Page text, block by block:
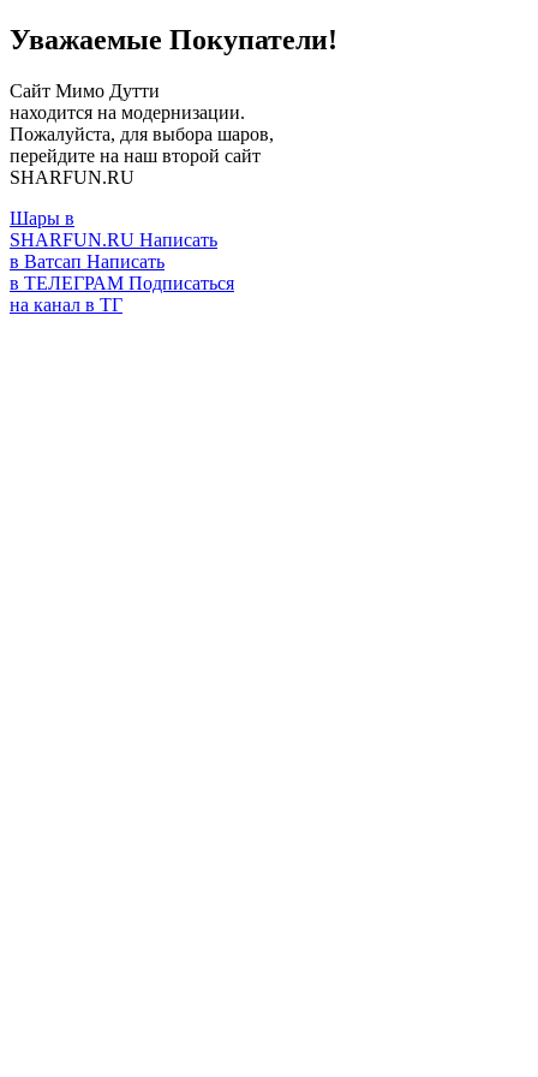
Уважаемые Покупатели!
Сайт Мимо Дутти
находится на модернизации.
Пожалуйста, для выбора шаров,
перейдите на наш второй сайт
SHARFUN.RU
Шары в
SHARFUN.RU Написать
в Ватсап Написать
в ТЕЛЕГРАМ Подписаться
на канал в ТГ